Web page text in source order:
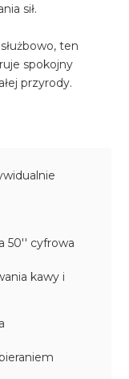
sił.
ten
spokojny
przyrody.
50'' cyfrowa
kawy i